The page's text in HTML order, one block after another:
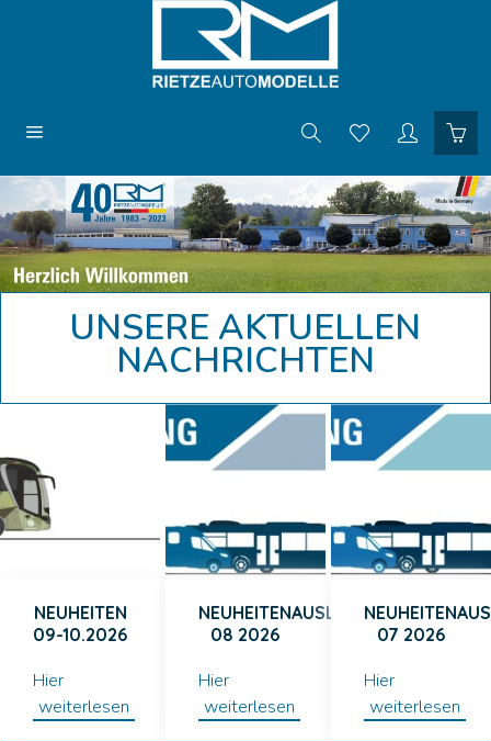
UNSERE AKTUELLEN
NACHRICHTEN
NEUHEITEN
09-10.2026
Hier
weiterlesen
NEUHEITENAUSLIEFERUNG
08 2026
Hier
weiterlesen
07 2026
Hier
weiterlesen